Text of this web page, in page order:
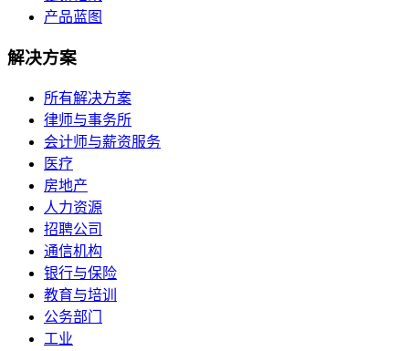
产品蓝图
解决方案
所有解决方案
律师与事务所
会计师与薪资服务
医疗
房地产
人力资源
招聘公司
通信机构
银行与保险
教育与培训
公务部门
工业